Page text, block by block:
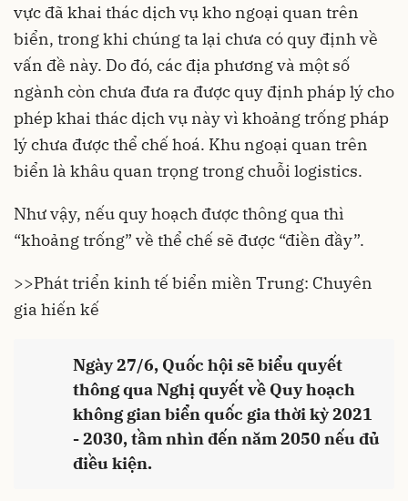
vực đã khai thác dịch vụ kho ngoại quan trên
biển, trong khi chúng ta lại chưa có quy định về
vấn đề này. Do đó, các địa phương và một số
ngành còn chưa đưa ra được quy định pháp lý cho
phép khai thác dịch vụ này vì khoảng trống pháp
lý chưa được thể chế hoá. Khu ngoại quan trên
biển là khâu quan trọng trong chuỗi logistics.
Như vậy, nếu quy hoạch được thông qua thì
“khoảng trống” về thể chế sẽ được “điền đầy”.
>>Phát triển kinh tế biển miền Trung: Chuyên
gia hiến kế
Ngày 27/6, Quốc hội sẽ biểu quyết
thông qua Nghị quyết về Quy hoạch
không gian biển quốc gia thời kỳ 2021
- 2030, tầm nhìn đến năm 2050 nếu đủ
điều kiện.